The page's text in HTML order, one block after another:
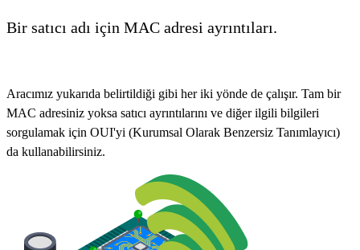
Bir satıcı adı için MAC adresi ayrıntıları.
Aracımız yukarıda belirtildiği gibi her iki yönde de çalışır. Tam bir
MAC adresiniz yoksa satıcı ayrıntılarını ve diğer ilgili bilgileri
sorgulamak için OUI'yi (Kurumsal Olarak Benzersiz Tanımlayıcı)
da kullanabilirsiniz.